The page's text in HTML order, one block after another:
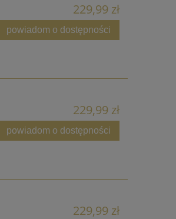
229,99 zł
powiadom o dostępności
229,99 zł
powiadom o dostępności
229,99 zł